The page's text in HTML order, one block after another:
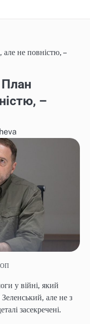
не повністю, –
–
ОП
у війні, який
але не з
засекречені.